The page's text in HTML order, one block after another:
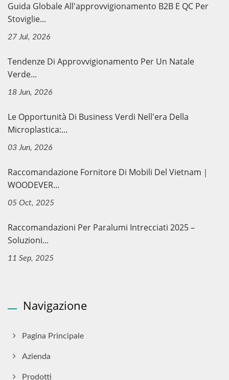
Guida Globale All'approvvigionamento B2B E QC Per
Stoviglie...
27 Jul, 2026
Tendenze Di Approvvigionamento Per Un Natale
Verde...
18 Jun, 2026
Le Opportunità Di Business Verdi Nell'era Della
Microplastica:...
03 Jun, 2026
Raccomandazione Fornitore Di Mobili Del Vietnam｜
WOODEVER...
05 Oct, 2025
Raccomandazioni Per Paralumi Intrecciati 2025 –
Soluzioni...
11 Sep, 2025
Navigazione
Pagina Principale
Azienda
Prodotti